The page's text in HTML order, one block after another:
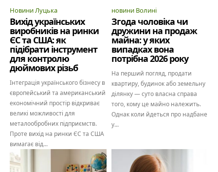
Новини Луцька
Вихід українських
виробників на ринки
ЄС та США: як
підібрати інструмент
для контролю
дюймових різьб
Інтеграція українського бізнесу в
європейський та американський
економічний простір відкриває
великі можливості для
металообробних підприємств.
Проте вихід на ринки ЄС та США
вимагає від...
новини Волині
Згода чоловіка чи
дружини на продаж
майна: у яких
випадках вона
потрібна 2026 року
На перший погляд, продати
квартиру, будинок або земельну
ділянку — суто власна справа
того, кому це майно належить.
Однак коли йдеться про надбане
у...